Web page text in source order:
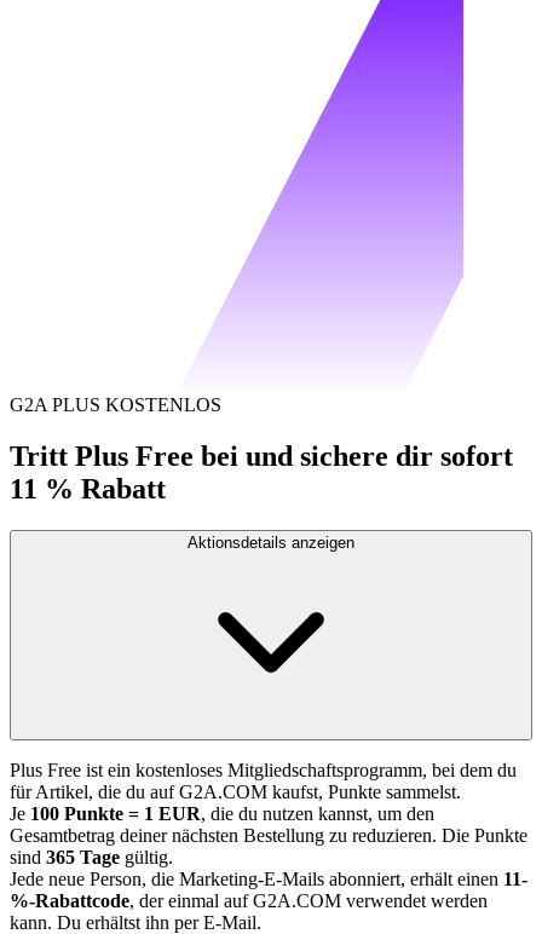
G2A PLUS KOSTENLOS
Tritt Plus Free bei und sichere dir sofort
11 % Rabatt
Aktionsdetails anzeigen
Plus Free ist ein kostenloses Mitgliedschaftsprogramm, bei dem du
für Artikel, die du auf G2A.COM kaufst, Punkte sammelst.
Je 100 Punkte = 1 EUR, die du nutzen kannst, um den
Gesamtbetrag deiner nächsten Bestellung zu reduzieren. Die Punkte
sind 365 Tage gültig.
Jede neue Person, die Marketing-E-Mails abonniert, erhält einen 11-
%-Rabattcode, der einmal auf G2A.COM verwendet werden
kann. Du erhältst ihn per E-Mail.